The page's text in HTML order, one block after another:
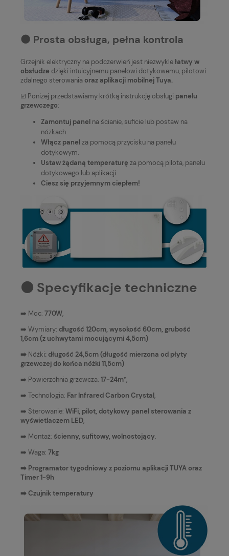
⚫️ Prosta obsługa, pełna kontrola
Grzejnik elektryczny na podczerwień jest niezwyklełatwy w
obsłudze dzięki intuicyjnemu panelowi dotykowemu, pilotowi
zdalnego sterowania oraz aplikacji mobilnej Tuya.
☑️ Poniżej przedstawiamy krótką instrukcję obsługi panelu
grzewczego:
Zamontuj panel na ścianie, suficie lub postaw na
nóżkach.
Włącz panelza pomocą przycisku na panelu
dotykowym.
Ustaw żądaną temperaturę za pomocą pilota, panelu
dotykowego lub aplikacji.
Ciesz się przyjemnym ciepłem!
⚫️ Specyfikacje techniczne
➡️ Moc: 770W,
➡️ Wymiary: długość 120cm, wysokość 60cm, grubość
1,6cm (z uchwytami mocującymi 4,5cm)
➡️ Nóżki: długość 24,5cm (długość mierzona od płyty
grzewczej do końca nóżki 11,5cm)
➡️ Powierzchnia grzewcza: 17-24m²,
➡️ Technologia: Far Infrared Carbon Crystal,
➡️ Sterowanie: WiFi, pilot, dotykowy panel sterowania z
wyświetlaczem LED,
➡️ Montaż: ścienny, sufitowy, wolnostojący.
➡️ Waga: 7kg
➡️ Programator tygodniowy z poziomu aplikacji TUYA oraz
Timer 1-9h
➡️ Czujnik temperatury